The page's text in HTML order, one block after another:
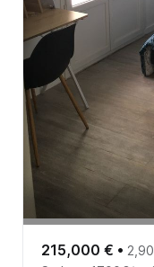
215,000 € •